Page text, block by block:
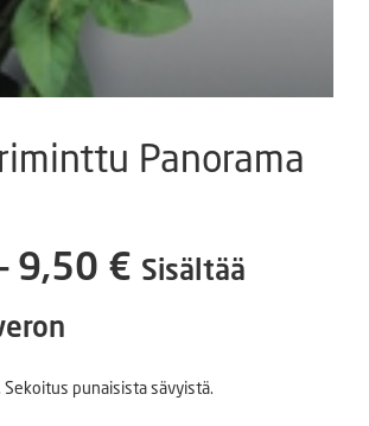
Panorama
9,50 € Hintaluokka:
-
Sisältää
Sekoitus punaisista sävyistä.